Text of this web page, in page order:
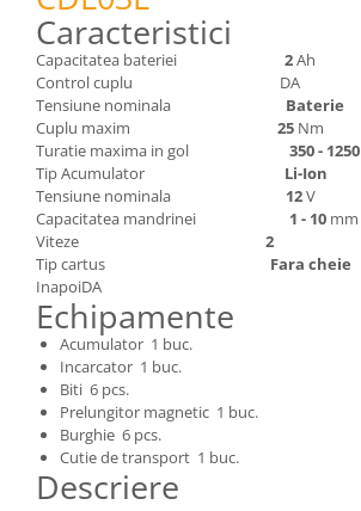
& Truse reparatii caroserie
Cabluri si incarcatoare acumulator
Echipamente de ridicat
Chinga ancorare
Depozitare si organizare
Freza de zapada
Echipamente de curatenie
Caracteristici
Capacitatea bateriei 2Ah
Control cuplu DA
Tensiune nominala Baterie
Cuplu maxim 25 Nm
Turatie maxima in gol 350 - 1250
Tip Acumulator Li-Ion
Tensiune nominala 12V
Capacitatea mandrinei 1 - 10 mm
Viteze 2
Tip cartus Fara cheie
InapoiDA
Echipamente
Acumulator 1 buc.
Incarcator 1 buc.
Biti 6 pcs.
Prelungitor magnetic 1 buc.
Burghie 6 pcs.
Cutie de transport 1 buc.
Descriere